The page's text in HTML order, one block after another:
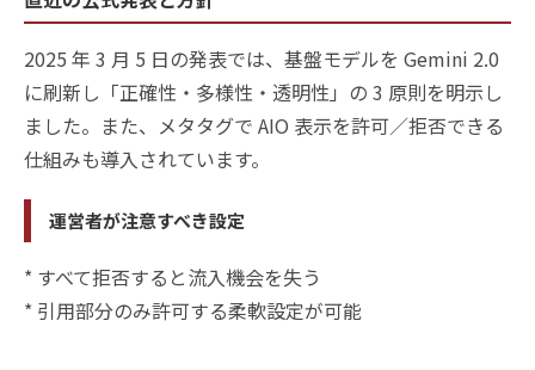
2025 年 3 月 5 日の発表では、基盤モデルを Gemini 2.0
に刷新し「正確性・多様性・透明性」の 3 原則を明示し
ました。また、メタタグで AIO 表示を許可／拒否できる
仕組みも導入されています。
運営者が注意すべき設定
* すべて拒否すると流入機会を失う
* 引用部分のみ許可する柔軟設定が可能